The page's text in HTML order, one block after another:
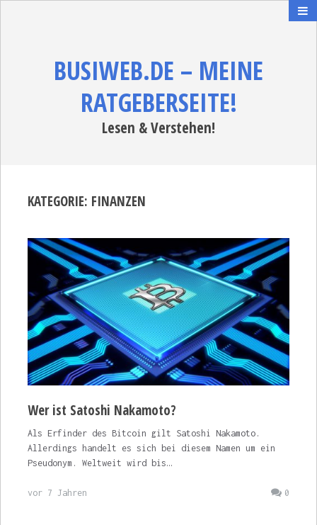
BUSIWEB.DE – MEINE
RATGEBERSEITE!
Lesen & Verstehen!
KATEGORIE: FINANZEN
Wer ist Satoshi Nakamoto?
Als Erfinder des Bitcoin gilt Satoshi Nakamoto.
Allerdings handelt es sich bei diesem Namen um ein
Pseudonym. Weltweit wird bis…
0
vor 7 Jahren